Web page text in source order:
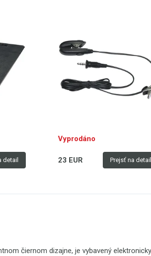
detail
Vyprodáno
23 EUR Prejsť na detail
čiernom dizajne, je vybavený